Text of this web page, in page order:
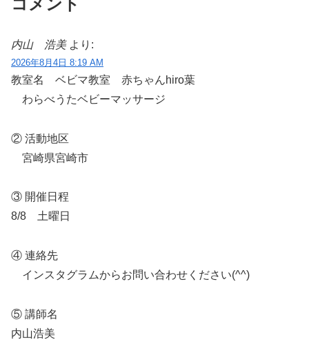
内山 浩美 より:
2026年8月4日 8:19 AM
教室名 ベビマ教室 赤ちゃんhiro葉
わらべうたベビーマッサージ
② 活動地区
宮崎県宮崎市
③ 開催日程
8/8 土曜日
④ 連絡先
インスタグラムからお問い合わせください(^^)
⑤ 講師名
内山浩美